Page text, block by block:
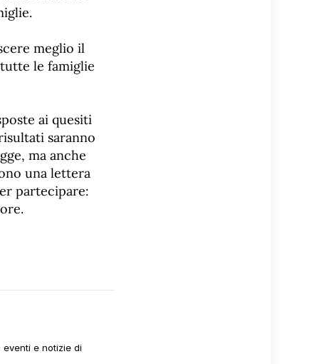
meglio il
le famiglie
ai quesiti
saranno
ma anche
una lettera
partecipare:
e notizie di